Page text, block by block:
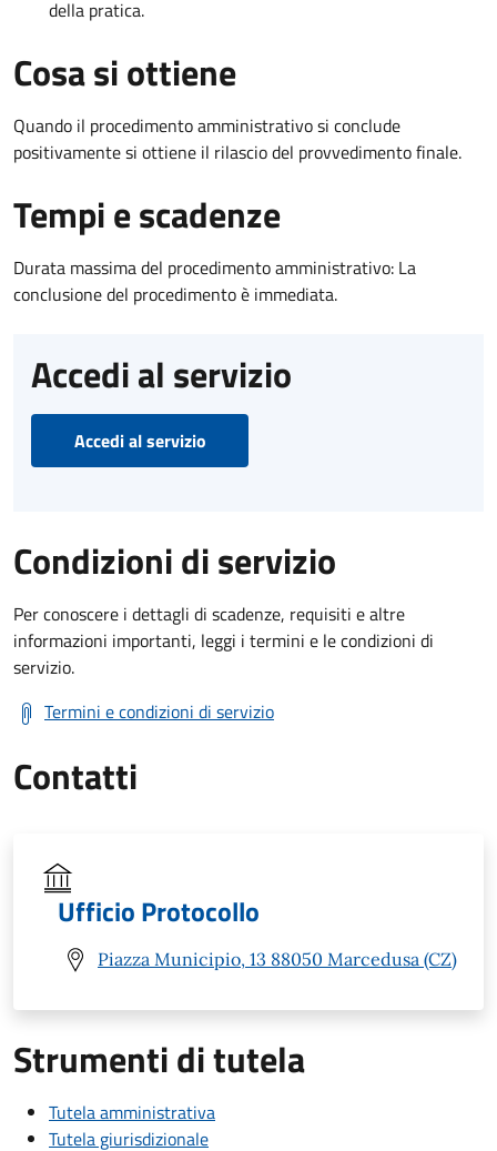
della pratica.
Cosa si ottiene
Quando il procedimento amministrativo si conclude
positivamente si ottiene il rilascio del provvedimento finale.
Tempi e scadenze
Durata massima del procedimento amministrativo: La
conclusione del procedimento è immediata.
Accedi al servizio
Accedi al servizio
Condizioni di servizio
Per conoscere i dettagli di scadenze, requisiti e altre
informazioni importanti, leggi i termini e le condizioni di
servizio.
Termini e condizioni di servizio
Contatti
Ufficio Protocollo
Piazza Municipio, 13 88050 Marcedusa (CZ)
Strumenti di tutela
Tutela amministrativa
Tutela giurisdizionale